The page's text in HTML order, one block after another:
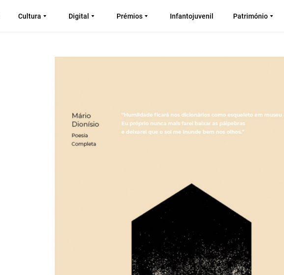
Cultura Digital Prémios Infantojuvenil Património